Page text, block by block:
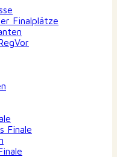
Finalplätze
Finale